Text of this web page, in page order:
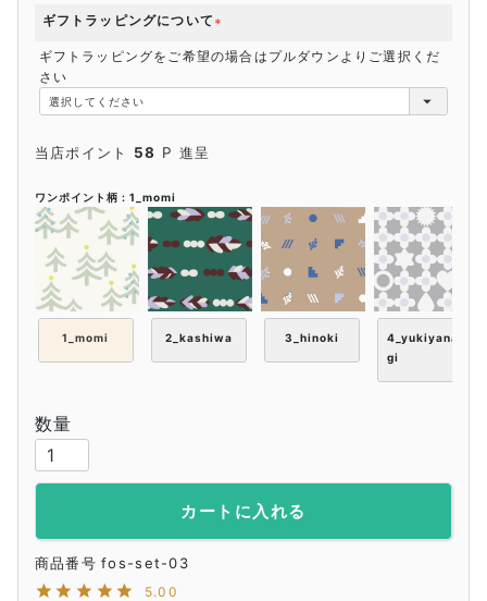
ギフトラッピングについて
須
)
ギフトラッピングをご希望の場合はプルダウンよりご選択くだ
さい
当店ポイント 58 P 進呈
ワンポイント柄 1_momi
1_momi 2_kashiwa 3_hinoki
4_yukiyana
gi
ソックス+レッグウォーマーセット
カートに入れる
商品番号 fos-set-03
5.00